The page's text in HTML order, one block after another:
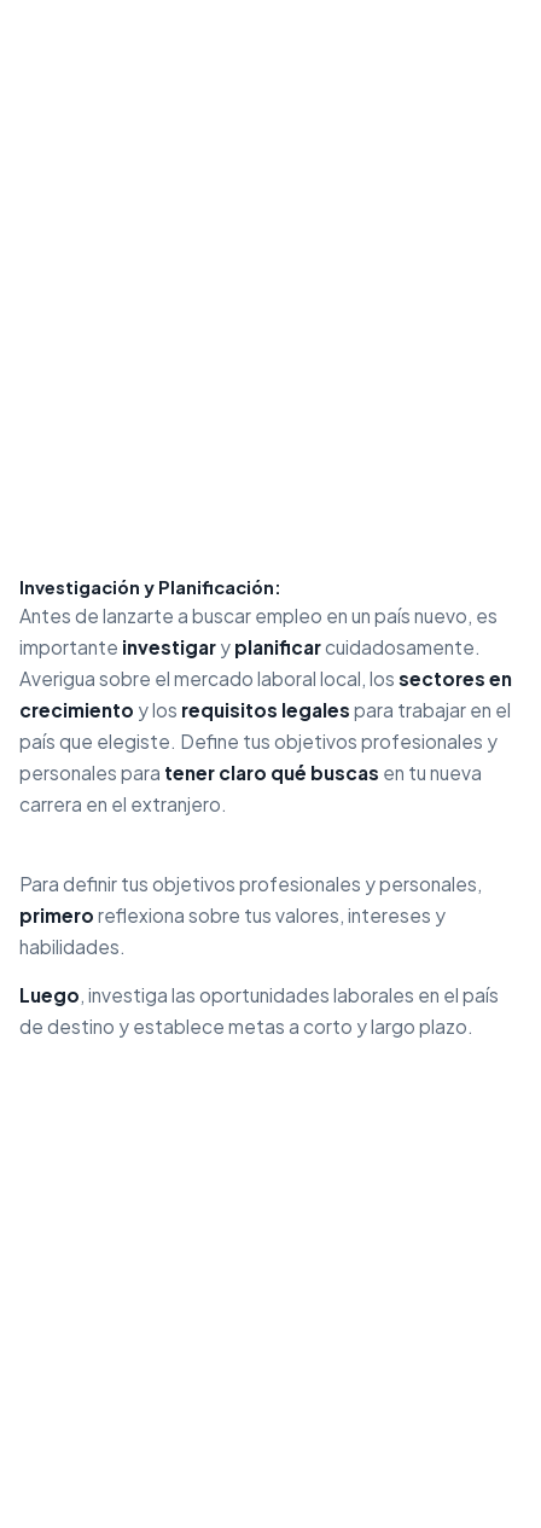
Investigación y Planificación:
Antes de lanzarte a buscar empleo en un país nuevo, es
importante investigar y planificarcuidadosamente.
Averigua sobre el mercado laboral local, los sectores en
crecimiento y los requisitos legales para trabajar en el
país que elegiste. Define tus objetivos profesionales y
personales para tener claro qué buscas en tu nueva
carrera en el extranjero.
Para definir tus objetivos profesionales y personales,
primero reflexiona sobre tus valores, intereses y
habilidades.
Luego, investiga las oportunidades laborales en el país
de destino y establece metas a corto y largo plazo.